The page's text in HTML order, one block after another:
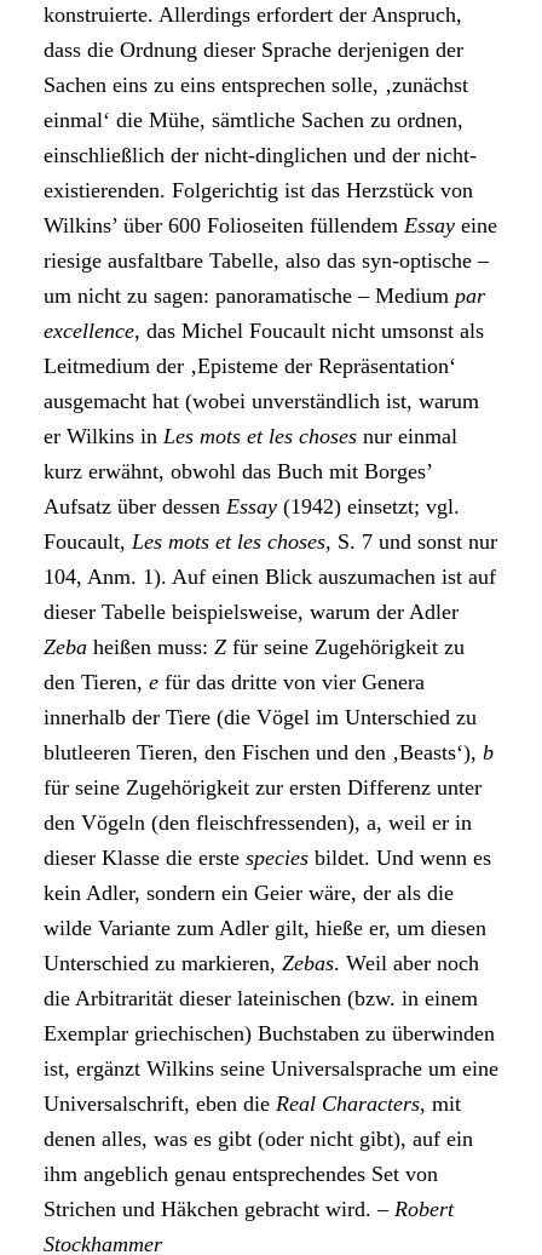
konstruierte. Allerdings erfordert der Anspruch,
dass die Ordnung dieser Sprache derjenigen der
Sachen eins zu eins entsprechen solle, ‚zunächst
einmal‘ die Mühe, sämtliche Sachen zu ordnen,
einschließlich der nicht-dinglichen und der nicht-
existierenden. Folgerichtig ist das Herzstück von
Wilkins’ über 600 Folioseiten füllendem Essay eine
riesige ausfaltbare Tabelle, also das syn-optische –
um nicht zu sagen: panoramatische – Medium par
excellence, das Michel Foucault nicht umsonst als
Leitmedium der ‚Episteme der Repräsentation‘
ausgemacht hat (wobei unverständlich ist, warum
er Wilkins in Les mots et les choses nur einmal
kurz erwähnt, obwohl das Buch mit Borges’
Aufsatz über dessen Essay (1942) einsetzt; vgl.
Foucault, Les mots et les choses, S. 7 und sonst nur
104, Anm. 1). Auf einen Blick auszumachen ist auf
dieser Tabelle beispielsweise, warum der Adler
Zeba heißen muss: Z für seine Zugehörigkeit zu
den Tieren, e für das dritte von vier Genera
innerhalb der Tiere (die Vögel im Unterschied zu
blutleeren Tieren, den Fischen und den ‚Beasts‘), b
für seine Zugehörigkeit zur ersten Differenz unter
den Vögeln (den fleischfressenden), a, weil er in
dieser Klasse die erste species bildet. Und wenn es
kein Adler, sondern ein Geier wäre, der als die
wilde Variante zum Adler gilt, hieße er, um diesen
Unterschied zu markieren, Zebas. Weil aber noch
die Arbitrarität dieser lateinischen (bzw. in einem
Exemplar griechischen) Buchstaben zu überwinden
ist, ergänzt Wilkins seine Universalsprache um eine
Universalschrift, eben die Real Characters, mit
denen alles, was es gibt (oder nicht gibt), auf ein
ihm angeblich genau entsprechendes Set von
Strichen und Häkchen gebracht wird. – Robert
Stockhammer